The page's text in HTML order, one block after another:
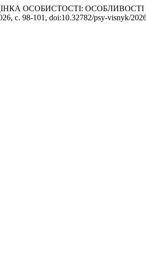
ОСОБИСТОСТІ:
с. 98-101, doi:10.32782/psy-visnyk/